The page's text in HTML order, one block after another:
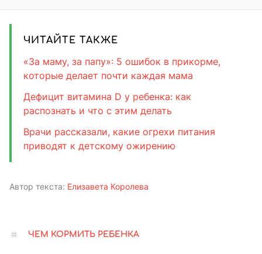
ЧИТАЙТЕ ТАКЖЕ
«За маму, за папу»: 5 ошибок в прикорме,
которые делает почти каждая мама
Дефицит витамина D у ребенка: как
распознать и что с этим делать
Врачи рассказали, какие огрехи питания
приводят к детскому ожирению
Автор текста: Елизавета Королева
ЧЕМ КОРМИТЬ РЕБЕНКА